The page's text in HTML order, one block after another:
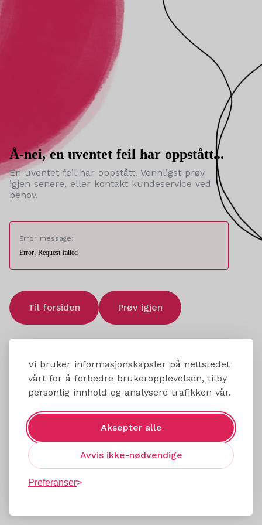
Vi bruker informasjonskapsler på nettstedet
vårt for å forbedre brukeropplevelsen, tilby
personlig innhold og analysere trafikken vår.
Aksepter alle
Avvis ikke-nødvendige
Preferanser
Å-nei, en uventet feil har oppstått...
En uventet feil har oppstått. Vennligst prøv
igjen senere, eller kontakt kundeservice ved
behov.
Error message:
Error: Request failed
Til forsiden Prøv igjen